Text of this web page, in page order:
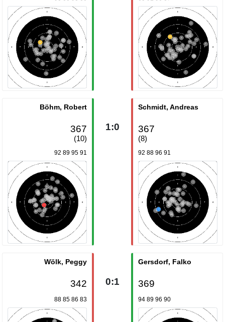
Böhm, Robert
92 89 95 91
367
(10)
1:0
Schmidt, Andreas
367
(8)
92 88 96 91
Wölk, Peggy
88 85 86 83
342 0:1
Gersdorf, Falko
369
94 89 96 90